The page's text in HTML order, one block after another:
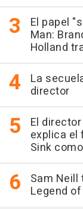
El papel
Man:
Holland
La
director
El
explica el
Sink
Sam Neill
Legend